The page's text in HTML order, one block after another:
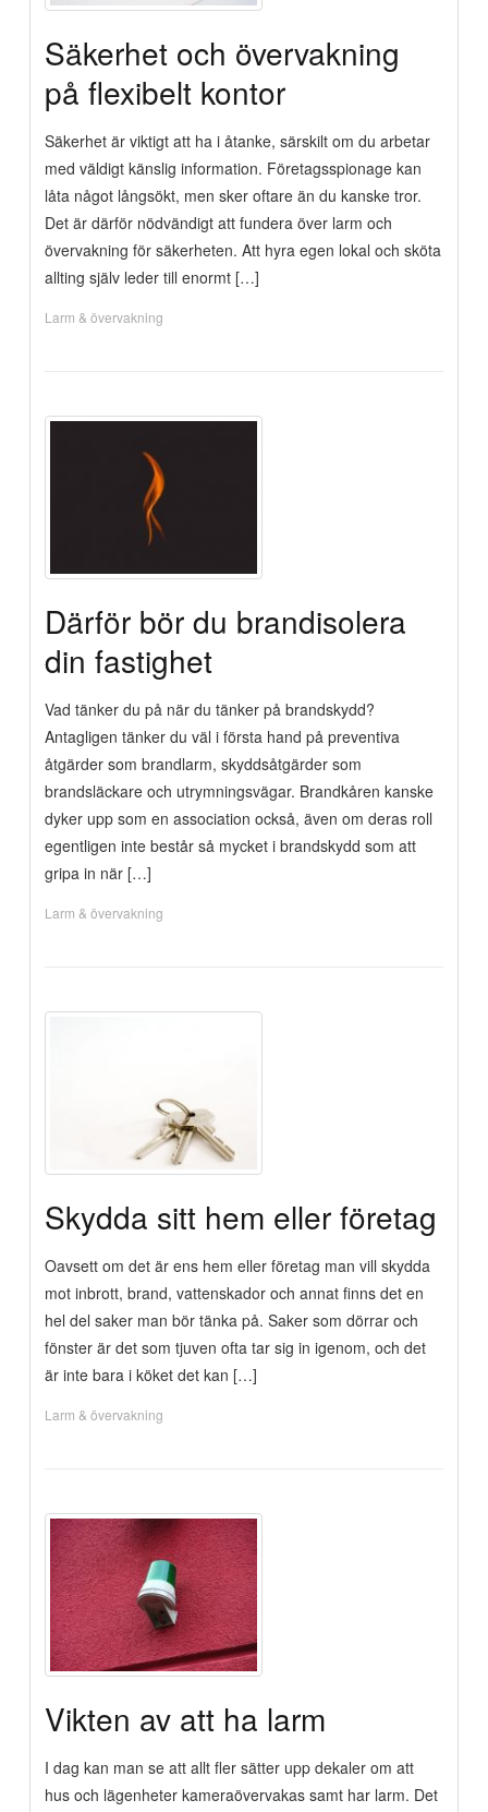
Säkerhet och övervakning
på flexibelt kontor
Säkerhet är viktigt att ha i åtanke, särskilt om du arbetar
med väldigt känslig information. Företagsspionage kan
låta något långsökt, men sker oftare än du kanske tror.
Det är därför nödvändigt att fundera över larm och
övervakning för säkerheten. Att hyra egen lokal och sköta
allting själv leder till enormt […]
Larm & övervakning
Därför bör du brandisolera
din fastighet
Vad tänker du på när du tänker på brandskydd?
Antagligen tänker du väl i första hand på preventiva
åtgärder som brandlarm, skyddsåtgärder som
brandsläckare och utrymningsvägar. Brandkåren kanske
dyker upp som en association också, även om deras roll
egentligen inte består så mycket i brandskydd som att
gripa in när […]
Larm & övervakning
Skydda sitt hem eller företag
Oavsett om det är ens hem eller företag man vill skydda
mot inbrott, brand, vattenskador och annat finns det en
hel del saker man bör tänka på. Saker som dörrar och
fönster är det som tjuven ofta tar sig in igenom, och det
är inte bara i köket det kan […]
Larm & övervakning
Vikten av att ha larm
I dag kan man se att allt fler sätter upp dekaler om att
hus och lägenheter kameraövervakas samt har larm. Det